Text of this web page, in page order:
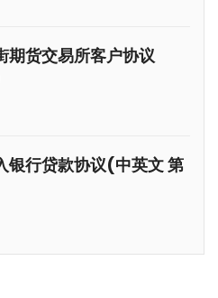
期货交易所客户协议
银行贷款协议(中英文 第